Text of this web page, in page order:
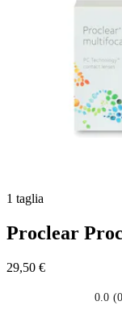
1 taglia
Proclear
29,50 €
0.0